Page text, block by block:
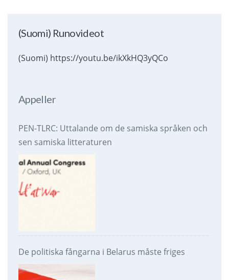
(Suomi) Runovideot
(Suomi) https://youtu.be/ikXkHQ3yQCo
Appeller
PEN-TLRC: Uttalande om de samiska språken och
sen samiska litteraturen
De politiska fångarna i Belarus måste friges